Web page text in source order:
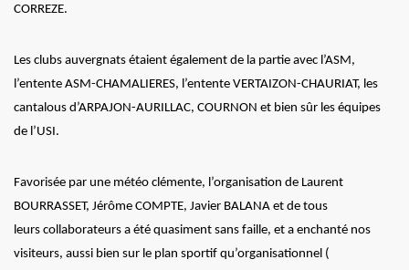
CORREZE.
Les clubs auvergnats étaient également de la partie avec l’ASM,
l’entente ASM-CHAMALIERES, l’entente VERTAIZON-CHAURIAT, les
cantalous d’ARPAJON-AURILLAC, COURNON et bien sûr les équipes
de l’USI.
Favorisée par une météo clémente, l’organisation de Laurent
BOURRASSET, Jérôme COMPTE, Javier BALANA et de tous
leurs collaborateurs a été quasiment sans faille, et a enchanté nos
visiteurs, aussi bien sur le plan sportif qu’organisationnel (